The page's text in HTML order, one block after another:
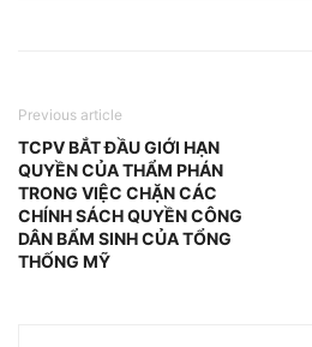
Previous article
TCPV BẮT ĐẦU GIỚI HẠN
QUYỀN CỦA THẨM PHÁN
TRONG VIỆC CHẶN CÁC
CHÍNH SÁCH QUYỀN CÔNG
DÂN BẨM SINH CỦA TỔNG
THỐNG MỸ